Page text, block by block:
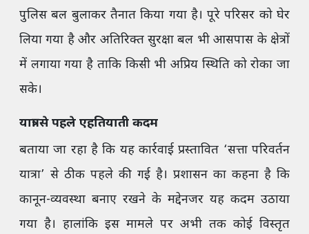
पुलिस बल बुलाकर तैनात किया गया है। पूरे परिसर को घेर
लिया गया है और अतिरिक्त सुरक्षा बल भी आसपास के क्षेत्रों
में लगाया गया है ताकि किसी भी अप्रिय स्थिति को रोका जा
सके।
यात्रा से पहले एहतियाती कदम
बताया जा रहा है कि यह कार्रवाई प्रस्तावित ‘सत्ता परिवर्तन
यात्रा’ से ठीक पहले की गई है। प्रशासन का कहना है कि
कानून-व्यवस्था बनाए रखने के मद्देनजर यह कदम उठाया
गया है। हालांकि इस मामले पर अभी तक कोई विस्तृत